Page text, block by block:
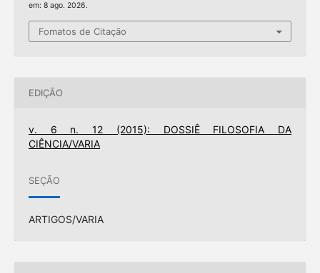
em: 8 ago. 2026.
Fomatos de Citação
EDIÇÃO
v. 6 n. 12 (2015): DOSSIÊ FILOSOFIA DA
CIÊNCIA/VARIA
SEÇÃO
ARTIGOS/VARIA